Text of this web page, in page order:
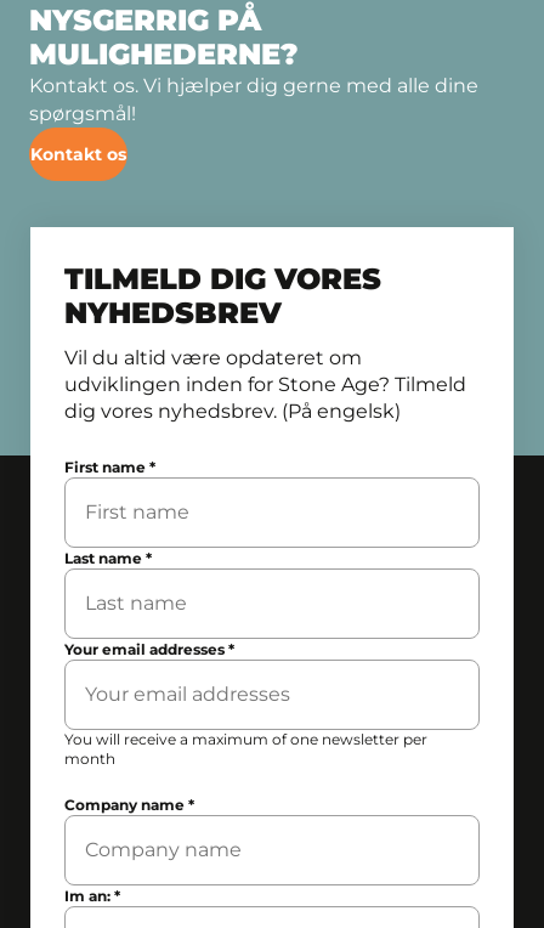
NYSGERRIG PÅ
MULIGHEDERNE?
Kontakt os. Vi hjælper dig gerne med alle dine
spørgsmål!
Kontakt os
TILMELD DIG VORES
NYHEDSBREV
Vil du altid være opdateret om
udviklingen inden for Stone Age? Tilmeld
dig vores nyhedsbrev. (På engelsk)
First name*
Last name*
Your email addresses*
You will receive a maximum of one newsletter per
month
Company name*
Im an:*